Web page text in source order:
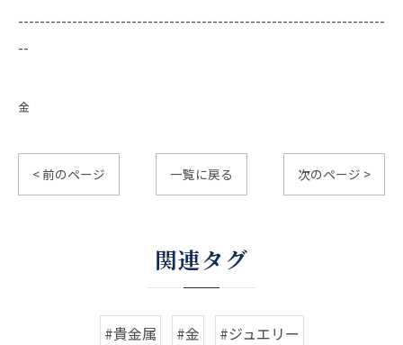
--------------------------------------------------------------------
--
金
< 前のページ 一覧に戻る 次のページ >
関連タグ
#貴金属 #金 #ジュエリー